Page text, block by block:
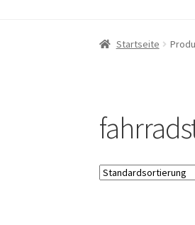
Startseite